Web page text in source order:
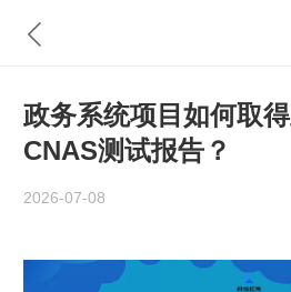
政务系统项目如何取
CNAS测试报告？
2026-07-08